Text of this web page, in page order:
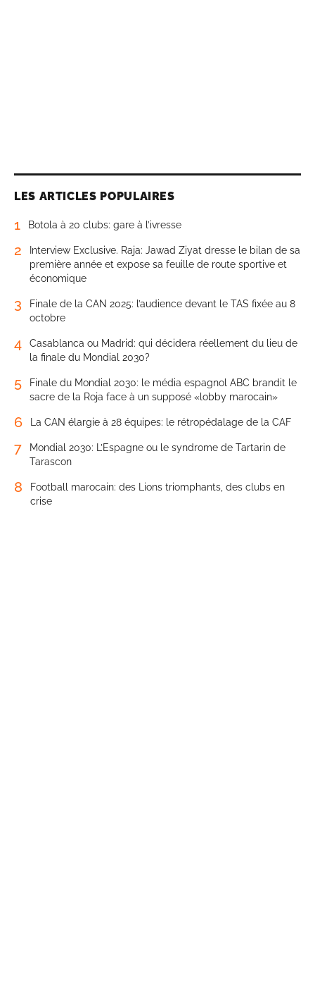
LES ARTICLES POPULAIRES
1 Botola à 20 clubs: gare à l’ivresse
2
Interview Exclusive. Raja: Jawad Ziyat dresse le bilan de sa
première année et expose sa feuille de route sportive et
économique
3
Finale de la CAN 2025: l’audience devant le TAS fixée au 8
octobre
4
Casablanca ou Madrid: qui décidera réellement du lieu de
la finale du Mondial 2030?
5
Finale du Mondial 2030: le média espagnol ABC brandit le
sacre de la Roja face à un supposé «lobby marocain»
6 La CAN élargie à 28 équipes: le rétropédalage de la CAF
7
Mondial 2030: L’Espagne ou le syndrome de Tartarin de
Tarascon
8
Football marocain: des Lions triomphants, des clubs en
crise